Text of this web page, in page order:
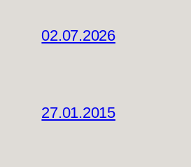
02.07.2026
27.01.2015